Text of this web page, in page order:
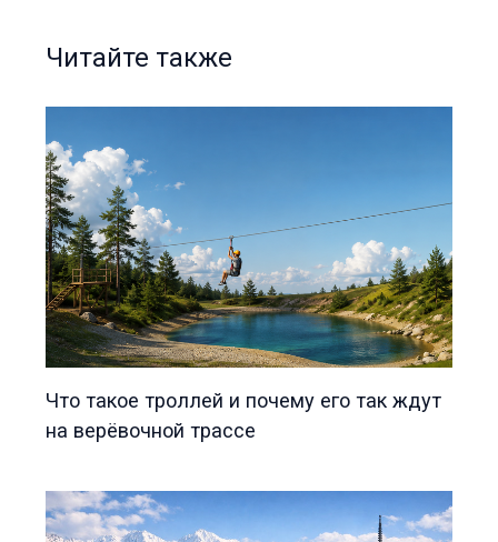
Читайте также
Что такое троллей и почему его так ждут
на верёвочной трассе